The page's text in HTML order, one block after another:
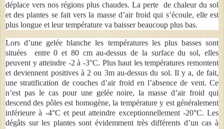
déplace vers nos régions plus chaudes. La perte de chaleur du sol
et des plantes se fait vers la masse d’air froid qui s’écoule, elle est
plus longue et leur température va baisser beaucoup plus bas.
Lors d’une gelée blanche les températures les plus basses sont
situées entre 0 et 80 cm au-dessus de la surface du sol, elles
peuvent y atteindre -2 à -3°C. Plus haut les températures remontent
et deviennent positives à 2 ou 3m au-dessus du sol. Il y a, de fait,
une stratification de couches d’air froid en l’absence de vent. Ce
n’est pas le cas pour une gelée noire, la masse d’air froid qui
descend des pôles est homogène, la température y est généralement
inférieure à -4°C et peut atteindre exceptionnellement -20°C. Les
dégâts sur les plantes sont évidemment très différents d’un cas à